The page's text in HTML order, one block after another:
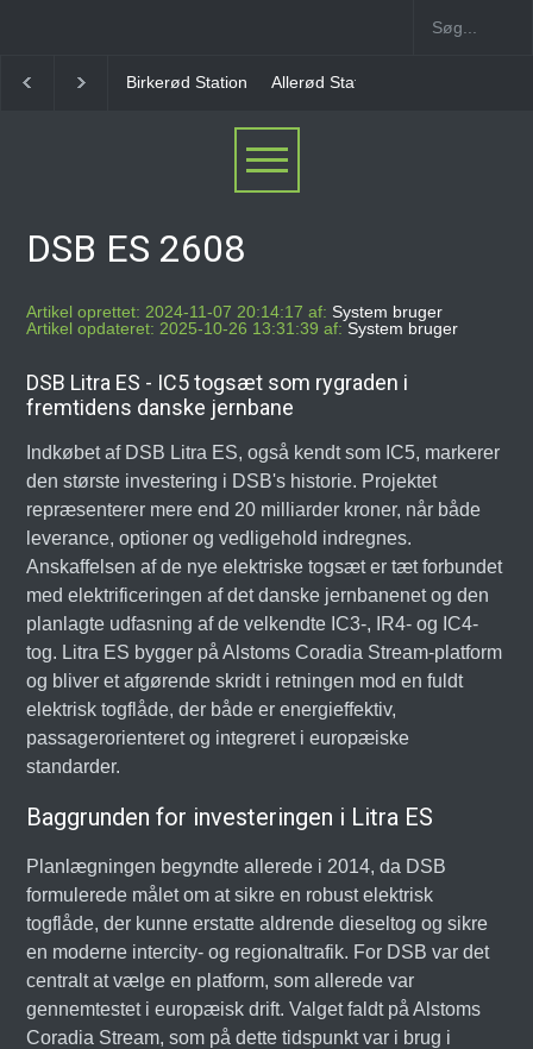
Station Allerød Station Favrholm Station
DSB ES 2608
Artikel oprettet: 2024-11-07 20:14:17 af: System bruger
Artikel opdateret: 2025-10-26 13:31:39 af: System bruger
DSB Litra ES - IC5 togsæt som rygraden i
fremtidens danske jernbane
Indkøbet af DSB Litra ES, også kendt som IC5, markerer
den største investering i DSB's historie. Projektet
repræsenterer mere end 20 milliarder kroner, når både
leverance, optioner og vedligehold indregnes.
Anskaffelsen af de nye elektriske togsæt er tæt forbundet
med elektrificeringen af det danske jernbanenet og den
planlagte udfasning af de velkendte IC3-, IR4- og IC4-
tog. Litra ES bygger på Alstoms Coradia Stream-platform
og bliver et afgørende skridt i retningen mod en fuldt
elektrisk togflåde, der både er energieffektiv,
passagerorienteret og integreret i europæiske
standarder.
Baggrunden for investeringen i Litra ES
Planlægningen begyndte allerede i 2014, da DSB
formulerede målet om at sikre en robust elektrisk
togflåde, der kunne erstatte aldrende dieseltog og sikre
en moderne intercity- og regionaltrafik. For DSB var det
centralt at vælge en platform, som allerede var
gennemtestet i europæisk drift. Valget faldt på Alstoms
Coradia Stream, som på dette tidspunkt var i brug i